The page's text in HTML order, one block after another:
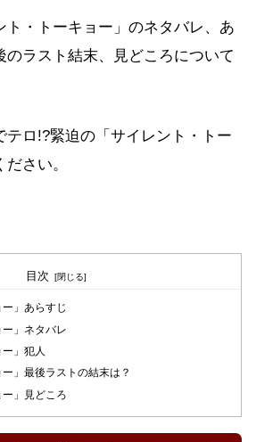
ト・トーキョー」のネタバレ、あ
のラスト結末、見どころについて
テロ!?緊迫の「サイレント・トー
さい。
目次
ー」あらすじ
ー」ネタバレ
ー」犯人
ー」最後ラストの結末は？
ー」見どころ